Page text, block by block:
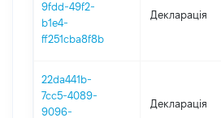
9fdd-49f2-
b1e4-
ff251cba8f8b
Декларація
22da441b-
7cc5-4089-
9096-
Декларація